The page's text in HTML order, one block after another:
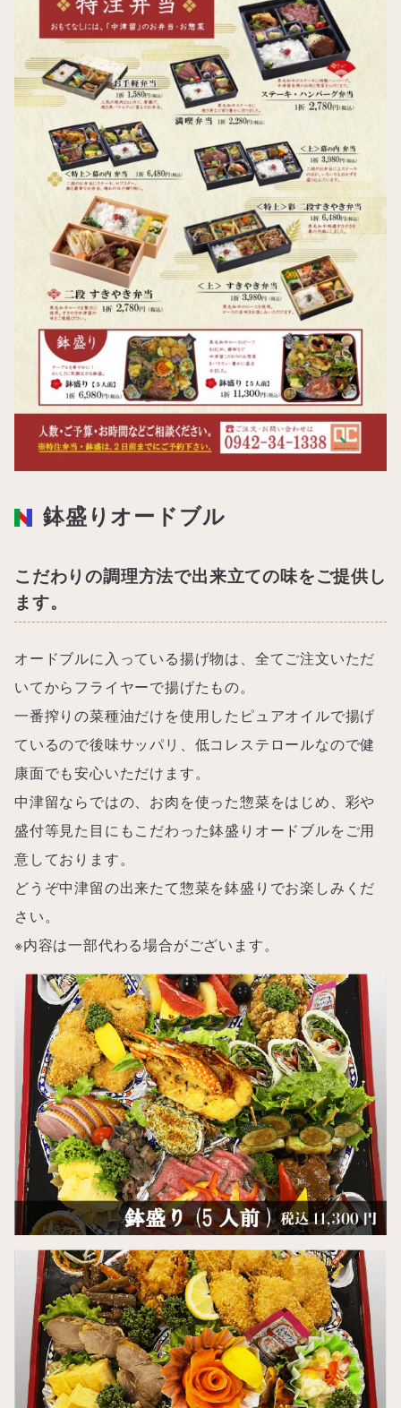
鉢盛りオードブル
こだわりの調理方法で出来立ての味をご提供し
ます。
オードブルに入っている揚げ物は、全てご注文いただ
いてからフライヤーで揚げたもの。
一番搾りの菜種油だけを使用したピュアオイルで揚げ
ているので後味サッパリ、低コレステロールなので健
康面でも安心いただけます。
中津留ならではの、お肉を使った惣菜をはじめ、彩や
盛付等見た目にもこだわった鉢盛りオードブルをご用
意しております。
どうぞ中津留の出来たて惣菜を鉢盛りでお楽しみくだ
さい。
※内容は一部代わる場合がございます。